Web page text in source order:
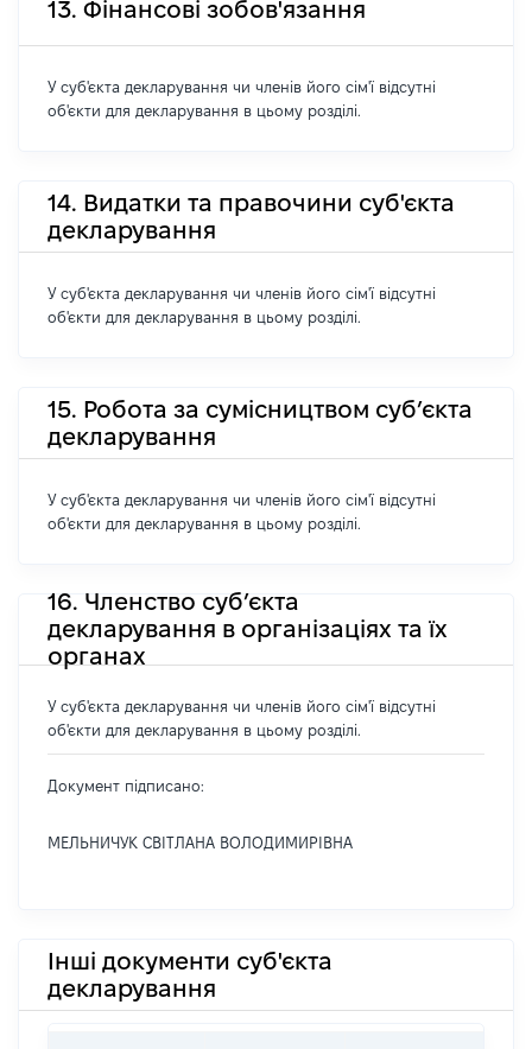
13. Фінансові зобов'язання
У суб'єкта декларування чи членів його сім'ї відсутні
об'єкти для декларування в цьому розділі.
14. Видатки та правочини суб'єкта
декларування
У суб'єкта декларування чи членів його сім'ї відсутні
об'єкти для декларування в цьому розділі.
15. Робота за сумісництвом суб’єкта
декларування
У суб'єкта декларування чи членів його сім'ї відсутні
об'єкти для декларування в цьому розділі.
16. Членство суб’єкта
декларування в організаціях та їх
органах
У суб'єкта декларування чи членів його сім'ї відсутні
об'єкти для декларування в цьому розділі.
Документ підписано:
МЕЛЬНИЧУК СВІТЛАНА ВОЛОДИМИРІВНА
Інші документи суб'єкта
декларування